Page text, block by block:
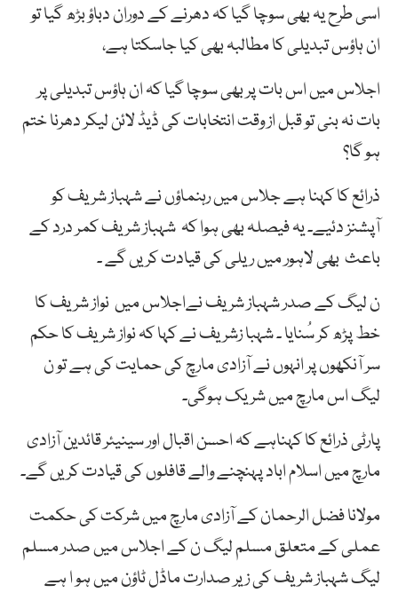
اسی طرح یہ بھی سوچا گیا کہ دھرنے کے دوران دباؤ بڑھ گیا تو
ان ہاؤس تبدیلی کا مطالبہ بھی کیا جاسکتا ہے،
اجلاس میں اس بات پر بھی سوچا گیا کہ ان ہاؤس تبدیلی پر
بات نہ بنی تو قبل از وقت انتخابات کی ڈیڈ لائن لیکر دھرنا ختم
ہو گا؟
ذرائع کا کہنا ہے جلاس میں رہنماؤں نے شہباز شریف کو
آپشنز دئیے۔ یہ فیصلہ بھی ہوا کہ شہباز شریف کمر درد کے
باعث بھی لاہور میں ریلی کی قیادت کریں گے ۔
ن لیگ کے صدر شہباز شریف نےاجلاس میں نواز شریف کا
خط پڑھ کر سُنایا ۔ شہبا زشریف نے کہا کہ نواز شریف کا حکم
سر آنکھوں پر انہوں نے آزادی مارچ کی حمایت کی ہے تو ن
لیگ اس مارچ میں شریک ہوگی۔
پارٹی ذرائع کا کہناہے کہ احسن اقبال اور سینیئر قائدین آزادی
مارچ میں اسلام اباد پہنچنے والے قافلوں کی قیادت کریں گے۔
مولانا فضل الرحمان کے آزادی مارچ میں شرکت کی حکمت
عملی کے متعلق مسلم لیگ ن کے اجلاس میں صدر مسلم
لیگ شہباز شریف کی زیر صدارت ماڈل ٹاؤن میں ہو ا ہے